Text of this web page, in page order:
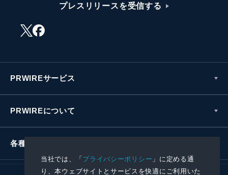
当社では、「プライバシーポリシー 」に定める通
り、本ウェブサイトとサービスを快適にご利用いた
プレスリリースを受信する
PRWIREサービス
PRWIREについて
各種お問い合わせ